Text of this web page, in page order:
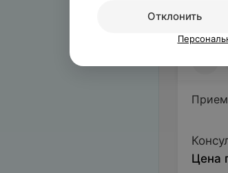
Цена
Отклонить